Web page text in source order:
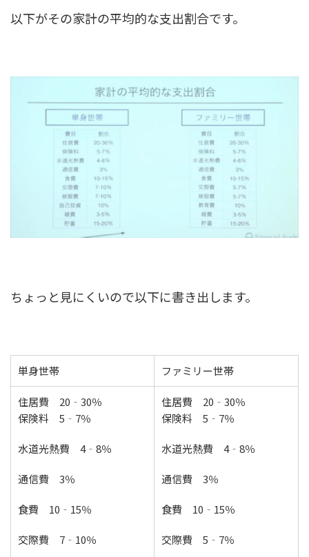
以下がその家計の平均的な支出割合です。
ちょっと見にくいので以下に書き出します。
単身世帯 ファミリー世帯
住居費 20‐30％
保険料 5‐7％
水道光熱費 4‐8％
通信費 3％
食費 10‐15％
交際費 7‐10％
住居費 20‐30％
保険料 5‐7％
水道光熱費 4‐8％
通信費 3％
食費 10‐15％
交際費 5‐7％